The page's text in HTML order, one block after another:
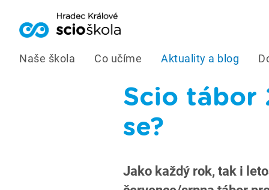
Naše škola Co učíme Aktuality a blog
Scio tábor
se?
Jako každý rok, tak i